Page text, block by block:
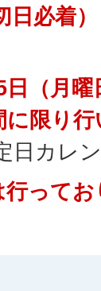
必着）
（月
に限り
日カレ
行って